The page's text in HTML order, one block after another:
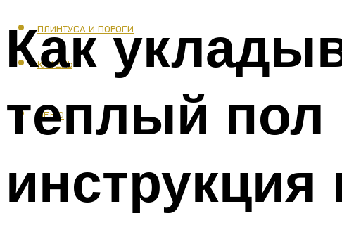
ПЛИНТУСА И ПОРОГИ
КАФЕЛЬ
МЕНЮ
Как
теплый пол